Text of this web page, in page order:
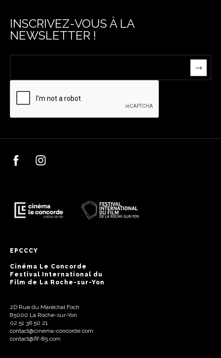
INSCRIVEZ-VOUS À LA
NEWSLETTER !
EPCCCY
Cinéma Le Concorde
Festival International du
Film de La Roche-sur-Yon
2D Rue du Maréchal Foch
85000 La Roche-sur-Yon
02 51 36 50 21
contact@cinema-concorde.com
contact@fif-85.com